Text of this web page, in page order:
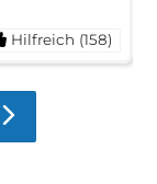
Hilfreich (158)